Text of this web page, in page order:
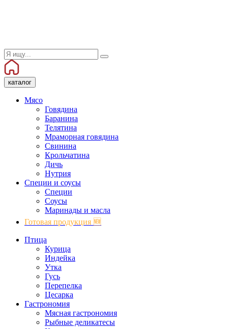
каталог
Мясо
Говядина
Баранина
Телятина
Мраморная говядина
Свинина
Крольчатина
Дичь
Нутрия
Специи и соусы
Специи
Соусы
Маринады и масла
Готовая продукция 🆕
Птица
Курица
Индейка
Утка
Гусь
Перепелка
Цесарка
Гастрономия
Мясная гастрономия
Рыбные деликатесы